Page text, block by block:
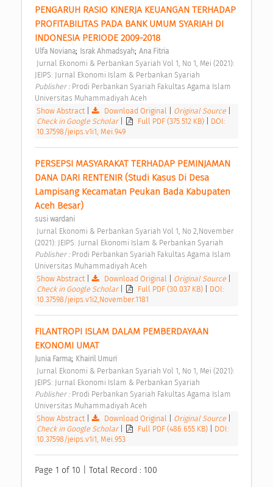
PENGARUH RASIO KINERJA KEUANGAN TERHADAP
PROFITABILITAS PADA BANK UMUM SYARIAH DI
INDONESIA PERIODE 2009-2018
Ulfa Noviana; Israk Ahmadsyah; Ana Fitria
JEIPS: Jurnal Ekonomi Islam & Perbankan Syariah
Publisher : Prodi Perbankan Syariah Fakultas Agama Islam
Universitas Muhammadiyah Aceh
Show Abstract
Download Original Original Source
Check in Google Scholar
Full PDF (375.512 KB)
DOI:
10.37598/jeips.v1i1, Mei.949
PERSEPSI MASYARAKAT TERHADAP PEMINJAMAN
DANA DARI RENTENIR (Studi Kasus Di Desa
Lampisang Kecamatan Peukan Bada Kabupaten
Aceh Besar)
susi wardani
(2021): JEIPS: Jurnal Ekonomi Islam & Perbankan Syariah
Publisher : Prodi Perbankan Syariah Fakultas Agama Islam
Universitas Muhammadiyah Aceh
Show Abstract
Download Original Original Source
Check in Google Scholar
Full PDF (30.037 KB)
DOI:
10.37598/jeips.v1i2,November.1181
FILANTROPI ISLAM DALAM PEMBERDAYAAN
EKONOMI UMAT
Junia Farma; Khairil Umuri
JEIPS: Jurnal Ekonomi Islam & Perbankan Syariah
Publisher : Prodi Perbankan Syariah Fakultas Agama Islam
Universitas Muhammadiyah Aceh
Show Abstract
Download Original Original Source
Check in Google Scholar
Full PDF (486.655 KB)
DOI:
10.37598/jeips.v1i1, Mei.953
Page 1 of 10 | Total Record : 100